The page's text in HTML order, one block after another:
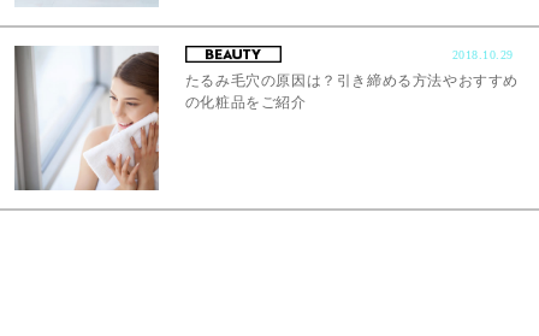
2018.10.29
たるみ毛穴の原因は？引き締める方法やおすすめ
の化粧品をご紹介